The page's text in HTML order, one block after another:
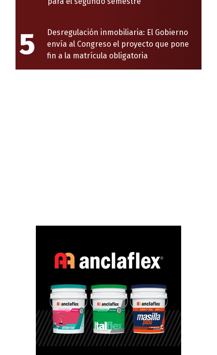
5
Desregulación inmobiliaria: El Gobierno
envía al Congreso el proyecto que pone
fin a la matrícula obligatoria